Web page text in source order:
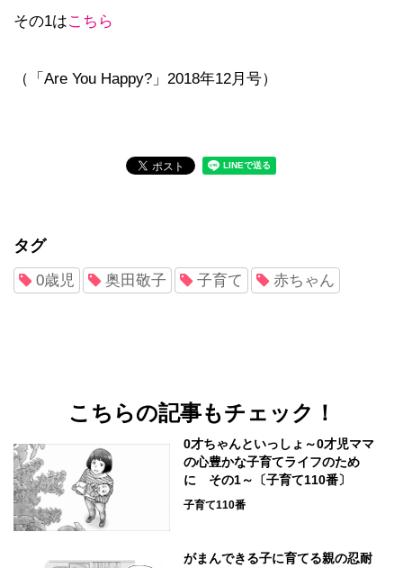
その1はこちら
（「Are You Happy?」2018年12月号）
タグ
0歳児 奥田敬子 子育て 赤ちゃん
こちらの記事もチェック！
0才ちゃんといっしょ～0才児ママ
の心豊かな子育てライフのため
に その1～〔子育て110番〕
子育て110番
がまんできる子に育てる親の忍耐